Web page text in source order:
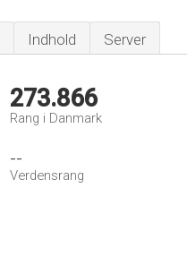
Indhold Server
273.866
Rang i Danmark
--
Verdensrang